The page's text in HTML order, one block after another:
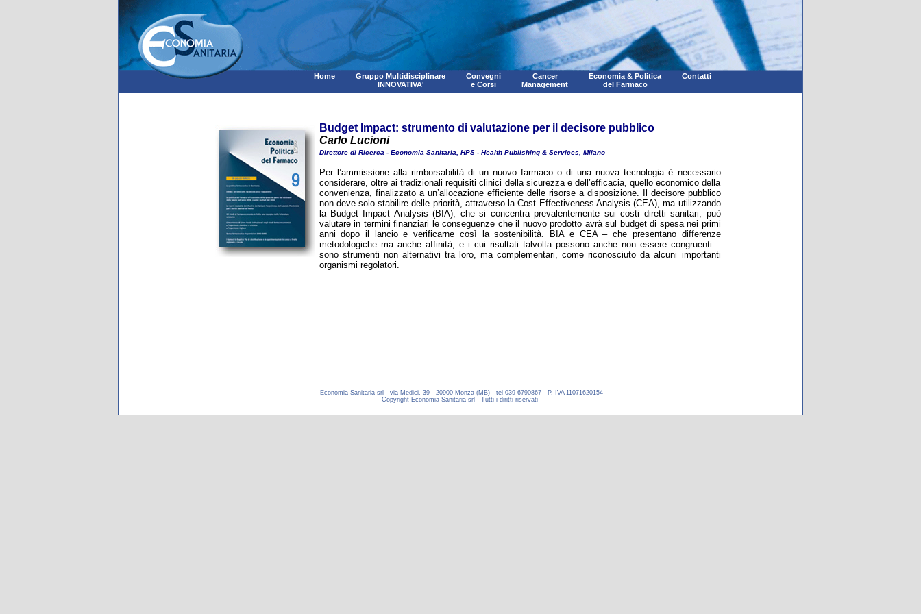
Home
Gruppo Multidisciplinare
INNOVATIVA'
Convegni
e Corsi
Cancer
Management
Economia & Politica
del Farmaco
Contatti
Economia Sanitaria srl - via Medici, 39 - 20900 Monza (MB) - tel 039-6790867 - P. IVA 11071620154
Copyright Economia Sanitaria srl - Tutti i diritti riservati